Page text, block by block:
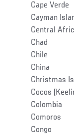
Cape Verde
Cayman
Central
Chad
Chile
China
Christmas
Cocos
Colombia
Comoros
Congo